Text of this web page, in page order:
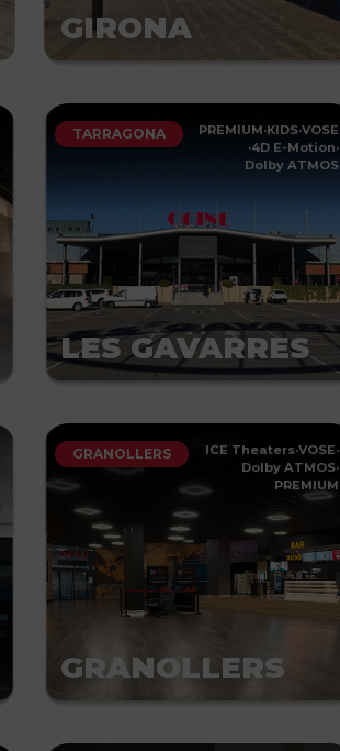
GIRONA
TARRAGONA PREMIUM·KIDS·VOSE
·4D E-Motion·
Dolby ATMOS
LES GAVARRES
GRANOLLERS ICE Theaters·VOSE·
Dolby ATMOS·
PREMIUM
GRANOLLERS